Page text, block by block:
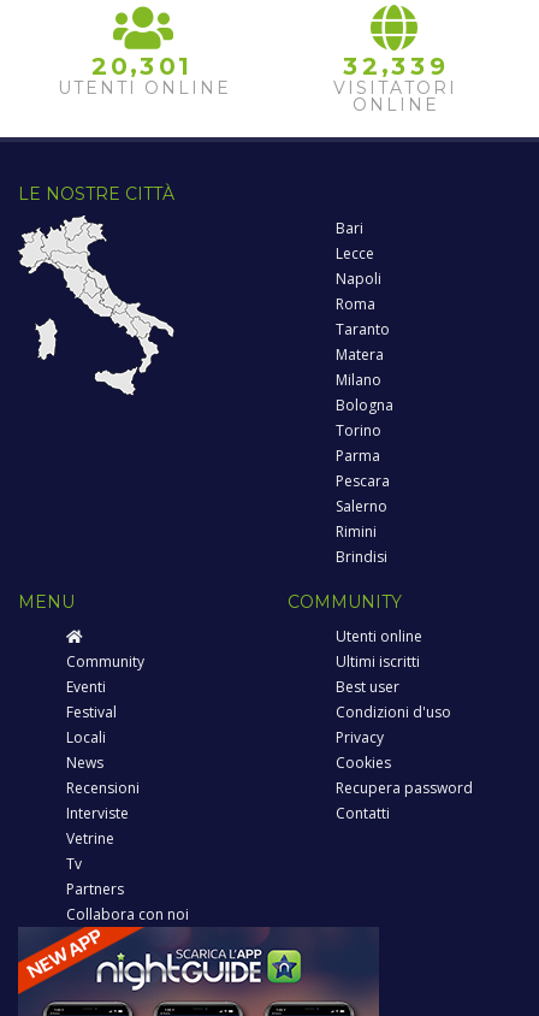
2 0,3 01
UTENTI ONLINE
32 ,33 9
VISITATORI
ONLINE
LE NOSTRE CITTÀ
Bari
Lecce
Napoli
Roma
Taranto
Matera
Milano
Bologna
Torino
Parma
Pescara
Salerno
Rimini
Brindisi
MENU
Community
Eventi
Festival
Locali
News
Recensioni
Interviste
Vetrine
Tv
Partners
Collabora con noi
COMMUNITY
Utenti online
Ultimi iscritti
Best user
Condizioni d'uso
Privacy
Cookies
Recupera password
Contatti